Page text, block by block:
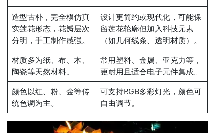
造型古朴，完全模仿真
实莲花形态，花瓣层次
分明，手工制作感强。
设计更简约或现代化，可能保
留莲花轮廓但加入科技元素
（如几何线条、透明材质）。
材质多为纸、布、木、
陶瓷等天然材料。
常用塑料、金属、亚克力等，
更耐用且适合电子元件集成。
颜色以红、粉、金等传
统色调为主。
可支持RGB多彩灯光，颜色可
自由调节。